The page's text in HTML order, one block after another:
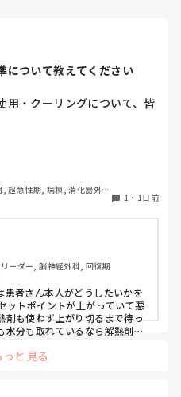
ともある反面、ペアの先輩
の新人はのんびり記録して
けても、「記録終わってな
欲があまり感じられず…これ
格かな？とも思いました
りました。。。時代柄でしょ
きじゃありません。
もっと業務量に見合った、
るゆとりが欲しいです。
について教えてください
用・クーリングについて、皆
す。当然、原因がすぐに改善
使用して一時的に解熱して
る可能性があります。
酸素消費量が増え、循環・呼
たあと再び発熱すると、悪寒
、体温が上下する過程自体も
す。
、苦痛の程度、HR・RR、
合に解熱する方が良いので
超急性期, 病棟, 消化器外
1 ・ 1日前
ーダー, 脳神経外科, 回復期
者さん本人がどうしたいかを
ットポイントが上がっていて悪
剤も使わず上がり切るまで待っ
分も取れているなら解熱剤は
に解熱を行います。高齢者の場
の状況によって対応は様々あ
と見る